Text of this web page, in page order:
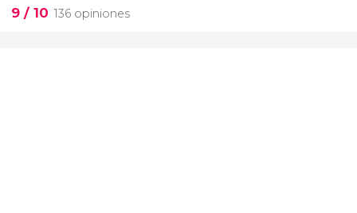
9 / 10 136 opiniones